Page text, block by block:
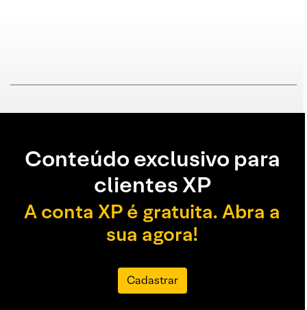
Conteúdo exclusivo para
clientes XP
A conta XP é gratuita. Abra a
sua agora!
Cadastrar